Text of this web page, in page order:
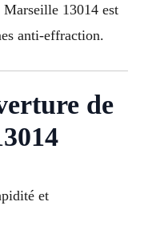
13014 est
anti-effraction.
de
et